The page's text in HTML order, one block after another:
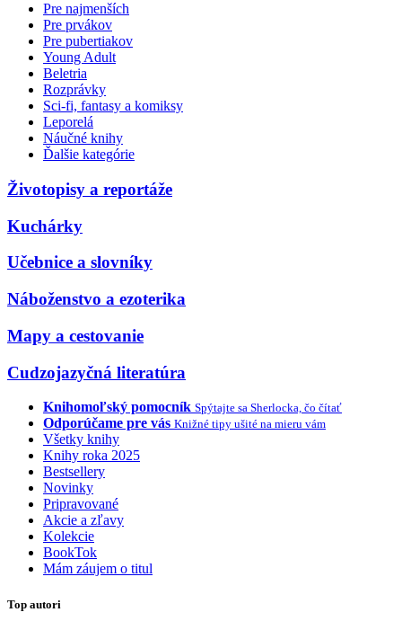
Pre najmenších
Pre prvákov
Pre pubertiakov
Young Adult
Beletria
Rozprávky
Sci-fi, fantasy a komiksy
Leporelá
Náučné knihy
Ďalšie kategórie
Životopisy a reportáže
Kuchárky
Učebnice a slovníky
Náboženstvo a ezoterika
Mapy a cestovanie
Cudzojazyčná literatúra
Knihomoľský pomocník Spýtajte sa Sherlocka, čo čítať
Odporúčame pre vás Knižné tipy ušité na mieru vám
Všetky knihy
Knihy roka 2025
Bestsellery
Novinky
Pripravované
Akcie a zľavy
Kolekcie
BookTok
Mám záujem o titul
Top autori